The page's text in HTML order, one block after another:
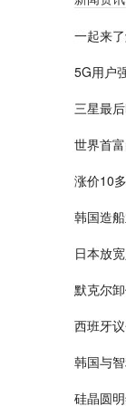
一起来
5G用户
三星最
世界首
涨价10
韩国造
日本放
默克尔
西班牙
韩国与
硅晶圆